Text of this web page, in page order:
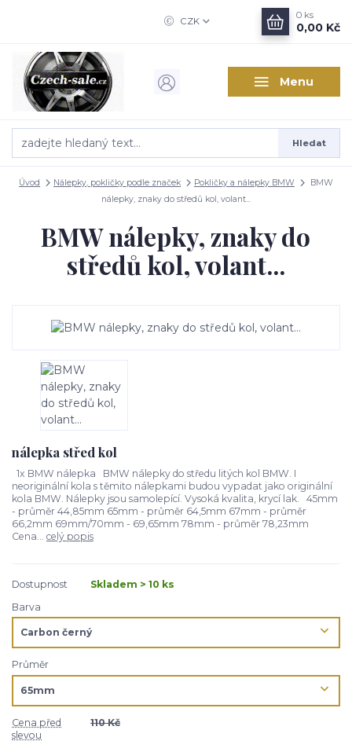
Menu
CZK
Hledat
0 ks
0,00 Kč
Úvod Nálepky, pokličky podle značek Pokličky a nálepky BMW
BMW
nálepky, znaky do středů kol, volant...
BMW nálepky, znaky do
středů kol, volant...
nálepka střed kol
1x BMW nálepka BMW nálepky do středu litých kol BMW. I
neoriginální kola s těmito nálepkami budou vypadat jako originální
kola BMW. Nálepky jsou samolepící. Vysoká kvalita, krycí lak. 45mm
- průměr 44,85mm 65mm - průměr 64,5mm 67mm - průměr
66,2mm 69mm/70mm - 69,65mm 78mm - průměr 78,23mm
Cena... celý popis
Dostupnost
Skladem > 10 ks
Barva
Průměr
Cena před
slevou
110 Kč